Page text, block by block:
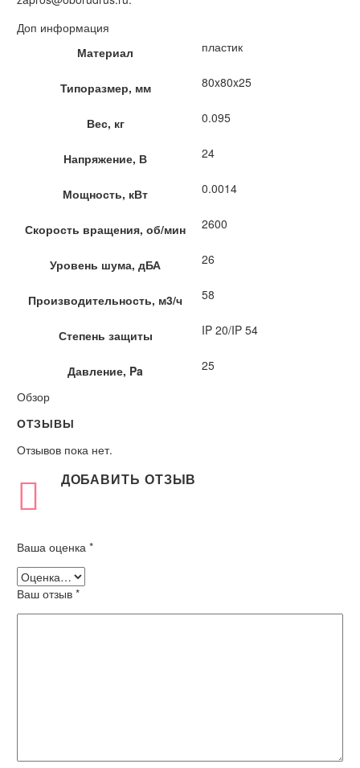
Доп информация
Материал
пластик
Типоразмер, мм 80x80x25
Вес, кг 0.095
Напряжение, В 24
Мощность, кВт 0.0014
Скорость вращения, об/мин 2600
Уровень шума, дБА 26
Производительность, м3/ч 58
Степень защиты IP 20/IP 54
Давление, Pa
25
Обзор
ОТЗЫВЫ
Отзывов пока нет.
ДОБАВИТЬ ОТЗЫВ
Ваша оценка *
Ваш отзыв *